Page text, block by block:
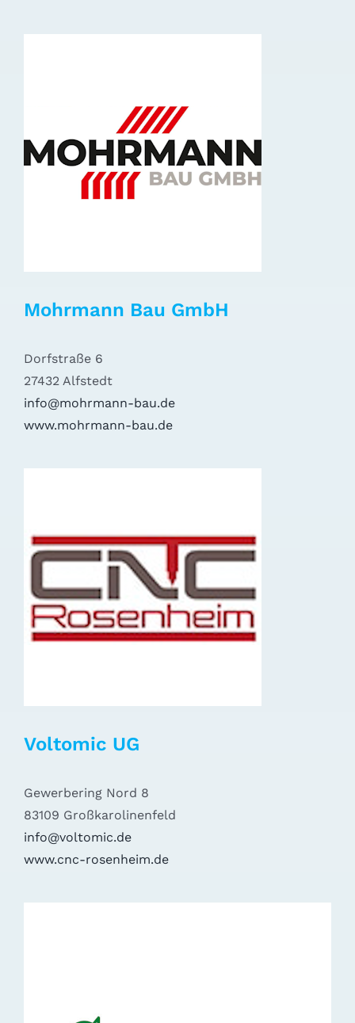
Mohrmann Bau GmbH
Dorfstraße 6
27432 Alfstedt
info@mohrmann-bau.de
www.mohrmann-bau.de
Voltomic UG
Gewerbering Nord 8
83109 Großkarolinenfeld
info@voltomic.de
www.cnc-rosenheim.de